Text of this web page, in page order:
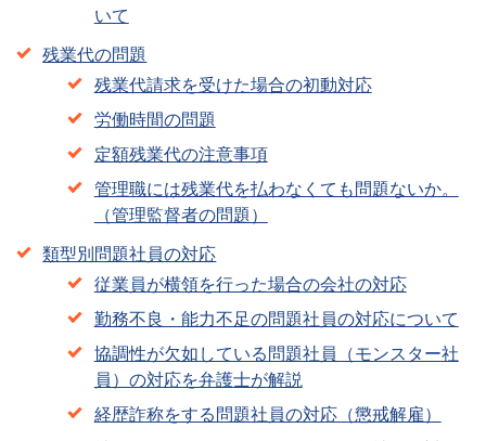
いて
残業代の問題
残業代請求を受けた場合の初動対応
労働時間の問題
定額残業代の注意事項
管理職には残業代を払わなくても問題ないか。
（管理監督者の問題）
類型別問題社員の対応
従業員が横領を行った場合の会社の対応
勤務不良・能力不足の問題社員の対応について
協調性が欠如している問題社員（モンスター社
員）の対応を弁護士が解説
経歴詐称をする問題社員の対応（懲戒解雇）